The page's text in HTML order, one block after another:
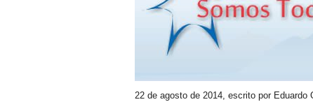
22 de agosto de 2014, escrito por Eduardo